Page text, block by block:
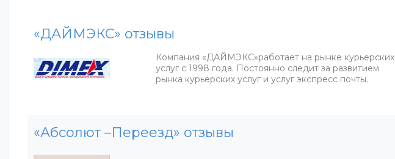
«ДАЙМЭКС» отзывы
Компания «ДАЙМЭКС»работает на рынке курьерских
услуг с 1998 года. Постоянно следит за развитием
рынка курьерских услуг и услуг экспресс почты.
«Абсолют –Переезд» отзывы